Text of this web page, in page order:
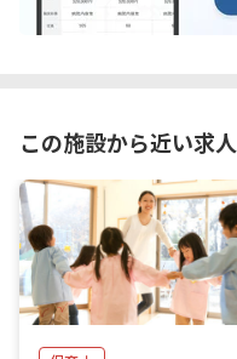
この施設から近い求人